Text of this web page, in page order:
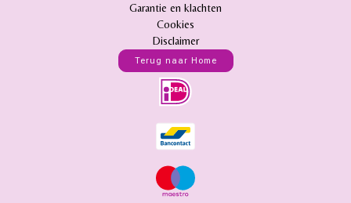
Garantie en klachten
Cookies
Disclaimer
Terug naar Home